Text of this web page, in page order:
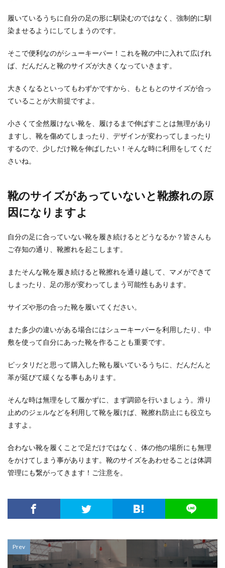
履いているうちに自分の足の形に馴染むのではなく、強制的に馴
染ませるようにしてしまうのです。
そこで便利なのがシューキーパー！これを靴の中に入れて広げれ
ば、だんだんと靴のサイズが大きくなっていきます。
大きくなるといってもわずかですから、もともとのサイズが合っ
ていることが大前提ですよ。
小さくて全然履けない靴を、履けるまで伸ばすことは無理があり
ますし、靴を傷めてしまったり、デザインが変わってしまったり
するので、少しだけ靴を伸ばしたい！そんな時に利用をしてくだ
さいね。
靴のサイズがあっていないと靴擦れの原
因になりますよ
自分の足に合っていない靴を履き続けるとどうなるか？皆さんも
ご存知の通り、靴擦れを起こします。
またそんな靴を履き続けると靴擦れを通り越して、マメができて
しまったり、足の形が変わってしまう可能性もあります。
サイズや形の合った靴を履いてください。
また多少の違いがある場合にはシューキーパーを利用したり、中
敷を使って自分にあった靴を作ることも重要です。
ピッタリだと思って購入した靴も履いているうちに、だんだんと
革が延びて緩くなる事もあります。
そんな時は無理をして履かずに、まず調節を行いましょう。滑り
止めのジェルなどを利用して靴を履けば、靴擦れ防止にも役立ち
ますよ。
合わない靴を履くことで足だけではなく、体の他の場所にも無理
をかけてしまう事があります。靴のサイズをあわせることは体調
管理にも繋がってきます！ご注意を。
Prev